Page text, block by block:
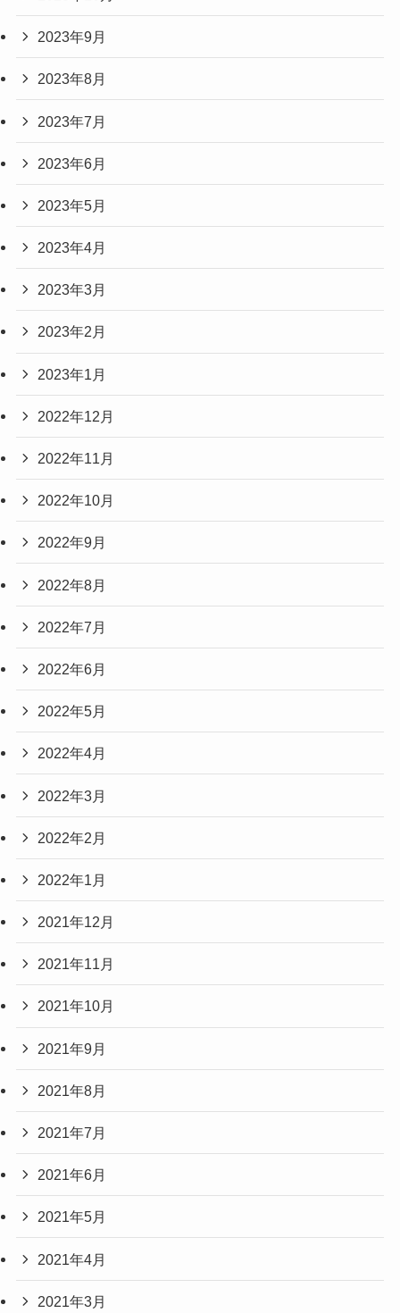
2023年9月
2023年8月
2023年7月
2023年6月
2023年5月
2023年4月
2023年3月
2023年2月
2023年1月
2022年12月
2022年11月
2022年10月
2022年9月
2022年8月
2022年7月
2022年6月
2022年5月
2022年4月
2022年3月
2022年2月
2022年1月
2021年12月
2021年11月
2021年10月
2021年9月
2021年8月
2021年7月
2021年6月
2021年5月
2021年4月
2021年3月